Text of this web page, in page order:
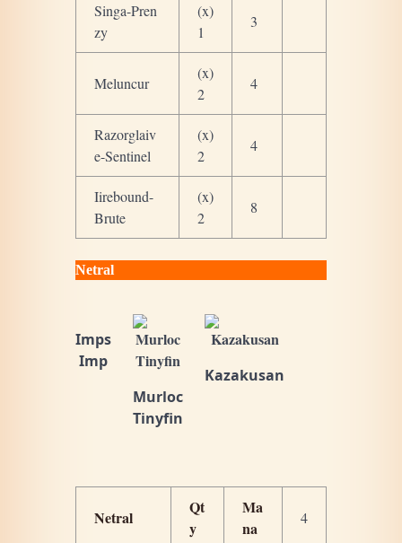
Singa-Pren
zy
(x)
1
3
Meluncur
(x)
2
4
Razorglaiv
e-Sentinel
(x)
2
4
Iirebound-
Brute
(x)
2
8
Netral
Imps
Imp
Murloc
Tinyfin
Kazakusan
Netral
Qt
y
Ma
na
4